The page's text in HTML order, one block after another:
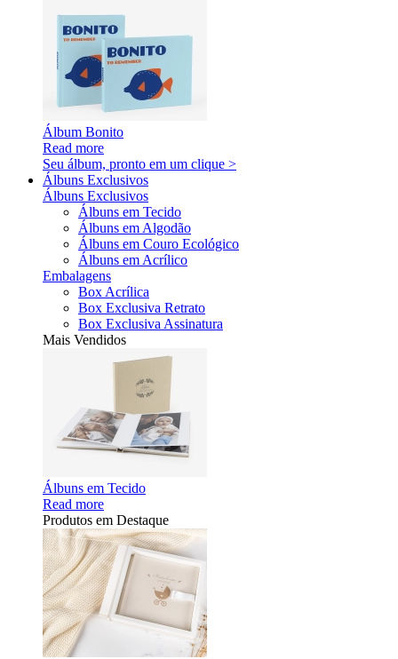
Álbum Bonito
Read more
Seu álbum, pronto em um clique >
Álbuns Exclusivos
Álbuns Exclusivos
Álbuns em Tecido
Álbuns em Algodão
Álbuns em Couro Ecológico
Álbuns em Acrílico
Embalagens
Box Acrílica
Box Exclusiva Retrato
Box Exclusiva Assinatura
Mais Vendidos
Álbuns em Tecido
Read more
Produtos em Destaque